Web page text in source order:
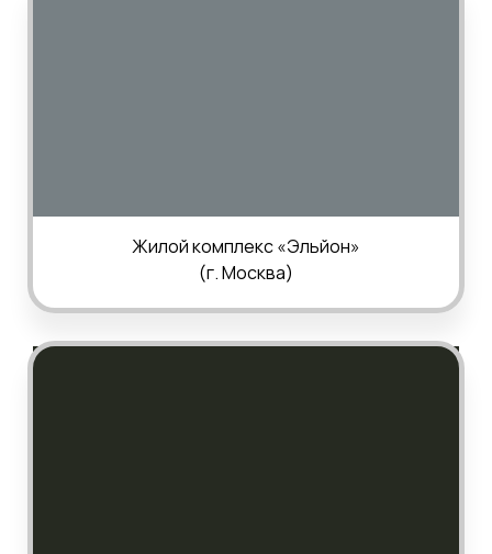
Жилой комплекс «Эльйон»
(г.Москва)